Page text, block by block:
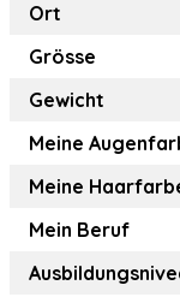
Ort
Grösse
Gewicht
Meine
Meine
Mein Beruf